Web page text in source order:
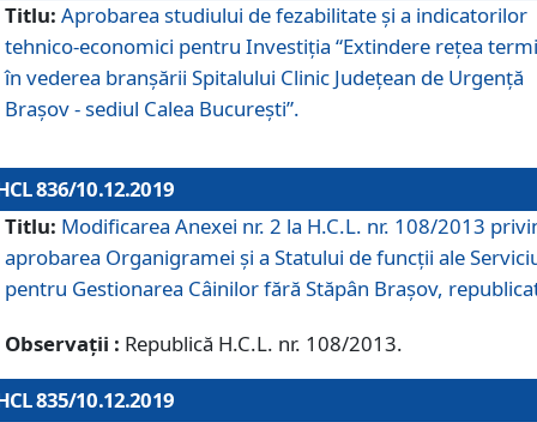
Titlu: Aprobarea studiului de fezabilitate și a indicatorilor
tehnico-economici pentru Investiția “Extindere rețea
în vederea branșării Spitalului Clinic Județean de Urgență
Brașov - sediul Calea București”.
836/10.12.2019
Titlu: Modificarea Anexei nr. 2 la H.C.L. nr. 108/2013
aprobarea Organigramei şi a Statului de funcții ale
pentru Gestionarea Câinilor fără Stăpân Brașov,
Observații : Republică H.C.L. nr. 108/2013.
835/10.12.2019